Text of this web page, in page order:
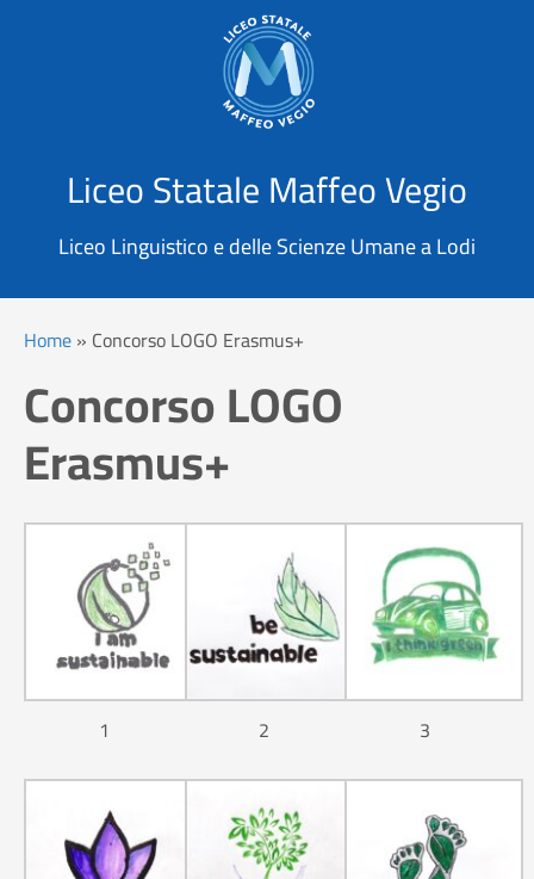
Liceo Statale Maffeo Vegio
Liceo Linguistico e delle Scienze Umane a Lodi
Cerca
Home» Concorso LOGO Erasmus+
Concorso LOGO
Erasmus+
1 2 3